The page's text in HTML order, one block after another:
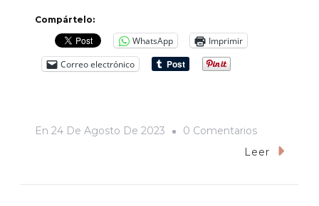
Compártelo:
WhatsApp
Imprimir
Correo electrónico
En 24 De Agosto De 2023 0 ComentariosEn
Xóchitl:
Leer